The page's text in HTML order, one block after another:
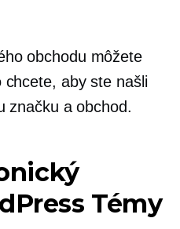
obchodu môžete
aby ste našli
značku a obchod.
Témy